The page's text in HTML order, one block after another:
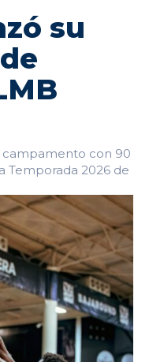
su
campamento con 90
Temporada 2026 de